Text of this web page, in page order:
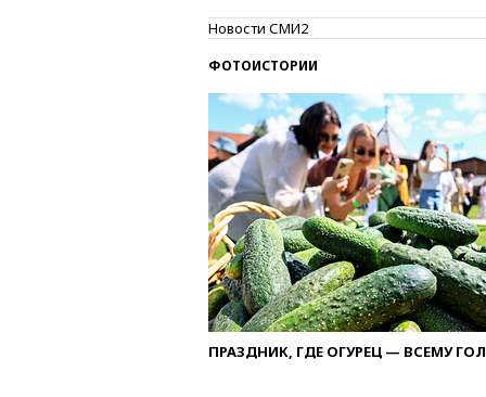
Новости СМИ2
ФОТОИСТОРИИ
ПРАЗДНИК, ГДЕ ОГУРЕЦ — ВСЕМУ